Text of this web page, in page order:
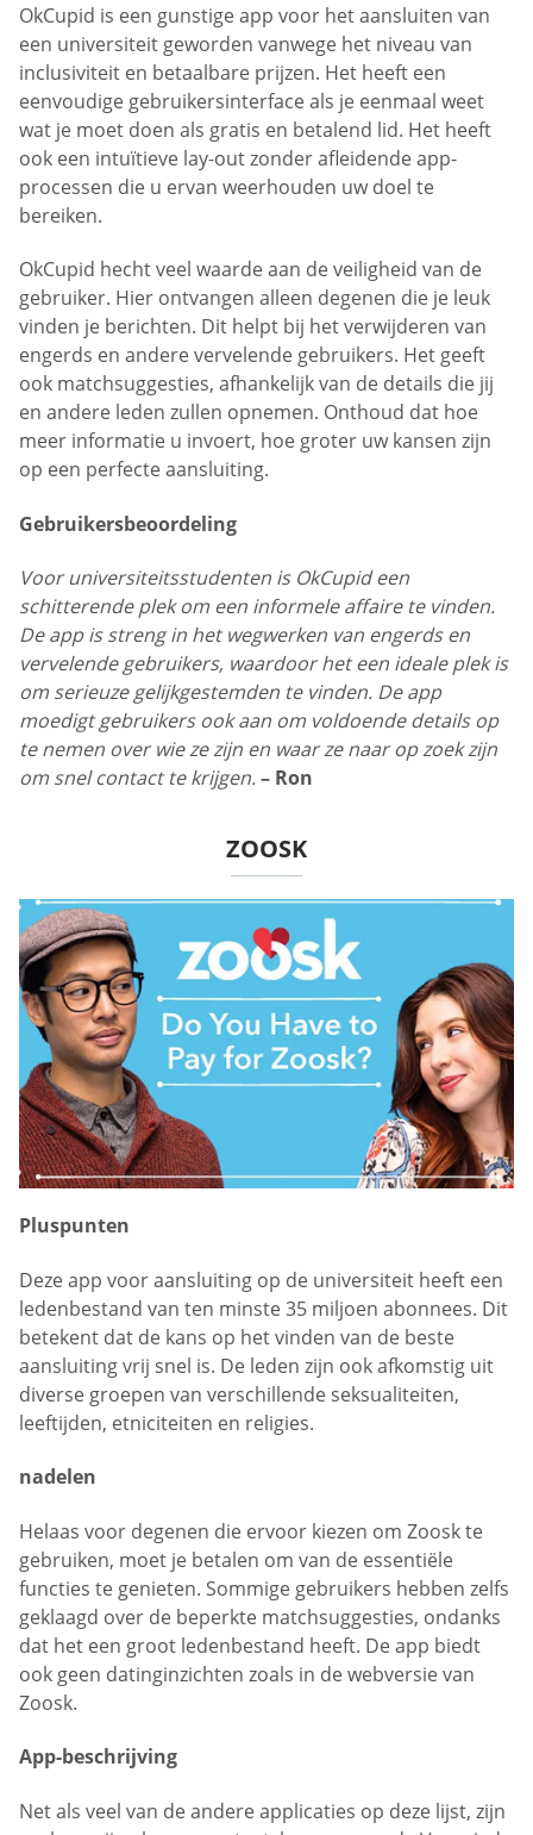
OkCupid is een gunstige app voor het aansluiten van
een universiteit geworden vanwege het niveau van
inclusiviteit en betaalbare prijzen. Het heeft een
eenvoudige gebruikersinterface als je eenmaal weet
wat je moet doen als gratis en betalend lid. Het heeft
ook een intuïtieve lay-out zonder afleidende app-
processen die u ervan weerhouden uw doel te
bereiken.
OkCupid hecht veel waarde aan de veiligheid van de
gebruiker. Hier ontvangen alleen degenen die je leuk
vinden je berichten. Dit helpt bij het verwijderen van
engerds en andere vervelende gebruikers. Het geeft
ook matchsuggesties, afhankelijk van de details die jij
en andere leden zullen opnemen. Onthoud dat hoe
meer informatie u invoert, hoe groter uw kansen zijn
op een perfecte aansluiting.
Gebruikersbeoordeling
Voor universiteitsstudenten is OkCupid een
schitterende plek om een informele affaire te vinden.
De app is streng in het wegwerken van engerds en
vervelende gebruikers, waardoor het een ideale plek is
om serieuze gelijkgestemden te vinden. De app
moedigt gebruikers ook aan om voldoende details op
te nemen over wie ze zijn en waar ze naar op zoek zijn
om snel contact te krijgen.– Ron
ZOOSK
Pluspunten
Deze app voor aansluiting op de universiteit heeft een
ledenbestand van ten minste 35 miljoen abonnees. Dit
betekent dat de kans op het vinden van de beste
aansluiting vrij snel is. De leden zijn ook afkomstig uit
diverse groepen van verschillende seksualiteiten,
leeftijden, etniciteiten en religies.
nadelen
Helaas voor degenen die ervoor kiezen om Zoosk te
gebruiken, moet je betalen om van de essentiële
functies te genieten. Sommige gebruikers hebben zelfs
geklaagd over de beperkte matchsuggesties, ondanks
dat het een groot ledenbestand heeft. De app biedt
ook geen datinginzichten zoals in de webversie van
Zoosk.
App-beschrijving
Net als veel van de andere applicaties op deze lijst, zijn